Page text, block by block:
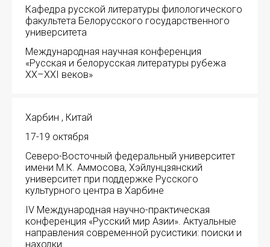
Кафедра русской литературы филологического
факультета Белорусского государственного
университета
Международная научная конференция
«Русская и белорусская литературы рубежа
XX–XXI веков»
Харбин , Китай
17-19 октября
Северо-Восточный федеральный университет
имени М.К. Аммосова, Хэйлунцзянский
университет при поддержке Русского
культурного центра в Харбине
IV Международная научно-практическая
конференция «Русский мир Азии». Актуальные
направления современной русистики: поиски и
находки